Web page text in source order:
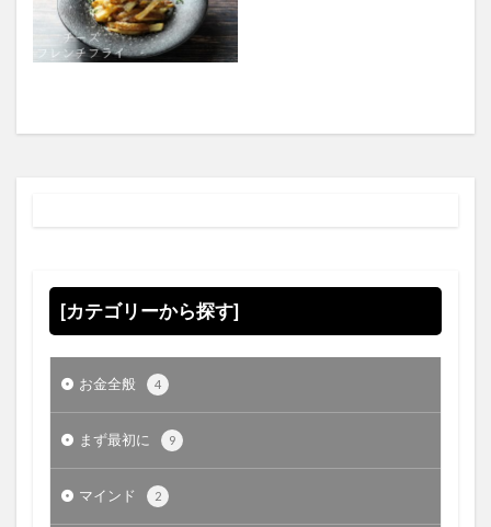
[カテゴリーから探す]
お金全般 4
まず最初に 9
マインド 2